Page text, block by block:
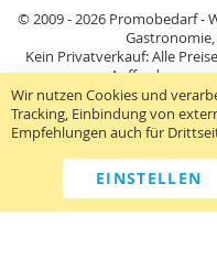
© 2009 - 2026 Promobedarf -
Kein Privatverkauf: Alle
Aufforderung
Sie richten sich nur an
Preisangabenverordnung
Sticks: Tagespreise
Telefon:040 38 63
Wir nutzen Cookies und
Tracking, Einbindung von
Empfehlungen auch für
EINSTELLEN